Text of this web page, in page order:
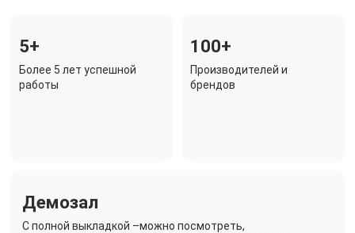
5+
Более 5 лет успешной
работы
100+
Производителей и
брендов
Демозал
C полной выкладкой –можно посмотреть,